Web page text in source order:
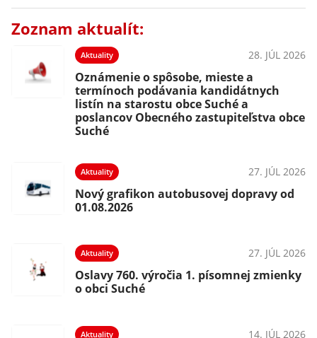
Zoznam aktualít:
Aktuality 28. JÚL 2026
Oznámenie o spôsobe, mieste a
termínoch podávania kandidátnych
listín na starostu obce Suché a
poslancov Obecného zastupiteľstva obce
Suché
Aktuality 27. JÚL 2026
Nový grafikon autobusovej dopravy od
01.08.2026
Aktuality 27. JÚL 2026
Oslavy 760. výročia 1. písomnej zmienky
o obci Suché
Aktuality 14. JÚL 2026